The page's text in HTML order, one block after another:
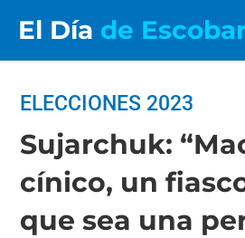
El Día de
ELECCIONES 2023
Sujarchuk:
cínico, un
que sea una